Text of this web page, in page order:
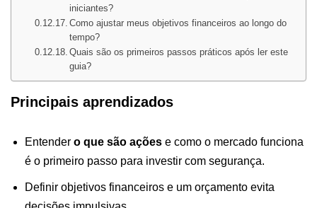
iniciantes?
Como ajustar meus objetivos financeiros ao longo do
tempo?
Quais são os primeiros passos práticos após ler este
guia?
Principais aprendizados
Entender o que são ações e como o mercado funciona
é o primeiro passo para investir com segurança.
Definir objetivos financeiros e um orçamento evita